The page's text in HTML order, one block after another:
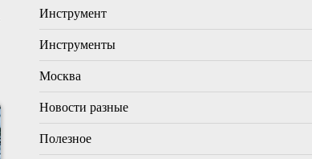
Инструмент
Инструменты
Москва
Новости разные
Полезное